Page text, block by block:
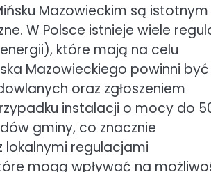
Mazowieckim są istotnym
W Polsce istnieje wiele
które mają na celu
Mazowieckiego powinni być
oraz zgłoszeniem
instalacji o mocy do
gminy, co znacznie
lokalnymi regulacjami
mogą wpływać na